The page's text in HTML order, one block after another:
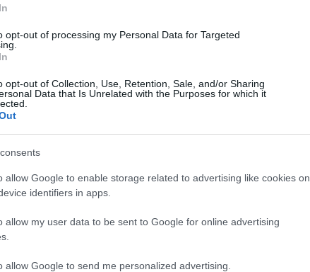
opt-out of processing my Personal Data for Targeted
opt-out of Collection, Use, Retention, Sale, and/or Sharing
Data that Is Unrelated with the Purposes for which it
allow Google to enable storage related to advertising like cookies on
identifiers in apps.
allow my user data to be sent to Google for online advertising
allow Google to send me personalized advertising.